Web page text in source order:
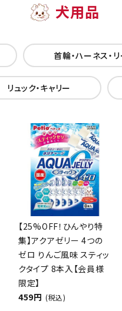
犬用品
首輪・ハーネス・
リュック・キャリー
【25%OFF！ひんやり特
集】アクアゼリー 4つの
ゼロ りんご風味 スティッ
クタイプ 8本入【会員様
限定】
459円 (税込)